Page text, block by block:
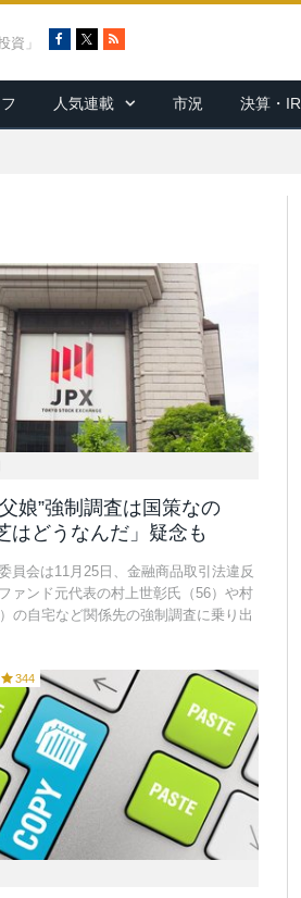
資」
c
e
b
R
S
人気連載 市況 決算・IR
娘”強制調査は国策なの
はどうなんだ」疑念も
員会は11月25日、金融商品取引法違反
ァンド元代表の村上世彰氏（56）や村
の自宅など関係先の強制調査に乗り出
344